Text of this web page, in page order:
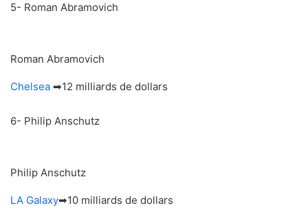
5- Roman Abramovich
Roman Abramovich
Chelsea ➡12 milliards de dollars
6- Philip Anschutz
Philip Anschutz
LA Galaxy➡10 milliards de dollars